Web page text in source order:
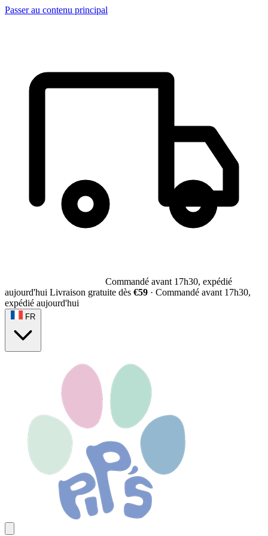
Passer au contenu principal
Commandé avant 17h30, expédié
aujourd'hui Livraison gratuite dès €59 · Commandé avant 17h30,
expédié aujourd'hui
FR